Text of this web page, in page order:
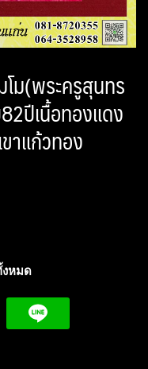
ม(พระครูสุนทร
ปีเนื้อทองแดง
าแก้วทอง
หมด